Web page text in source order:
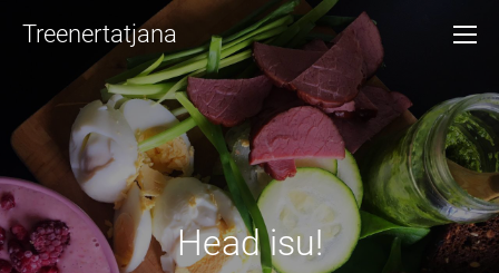
Treenertatjana
Head isu!